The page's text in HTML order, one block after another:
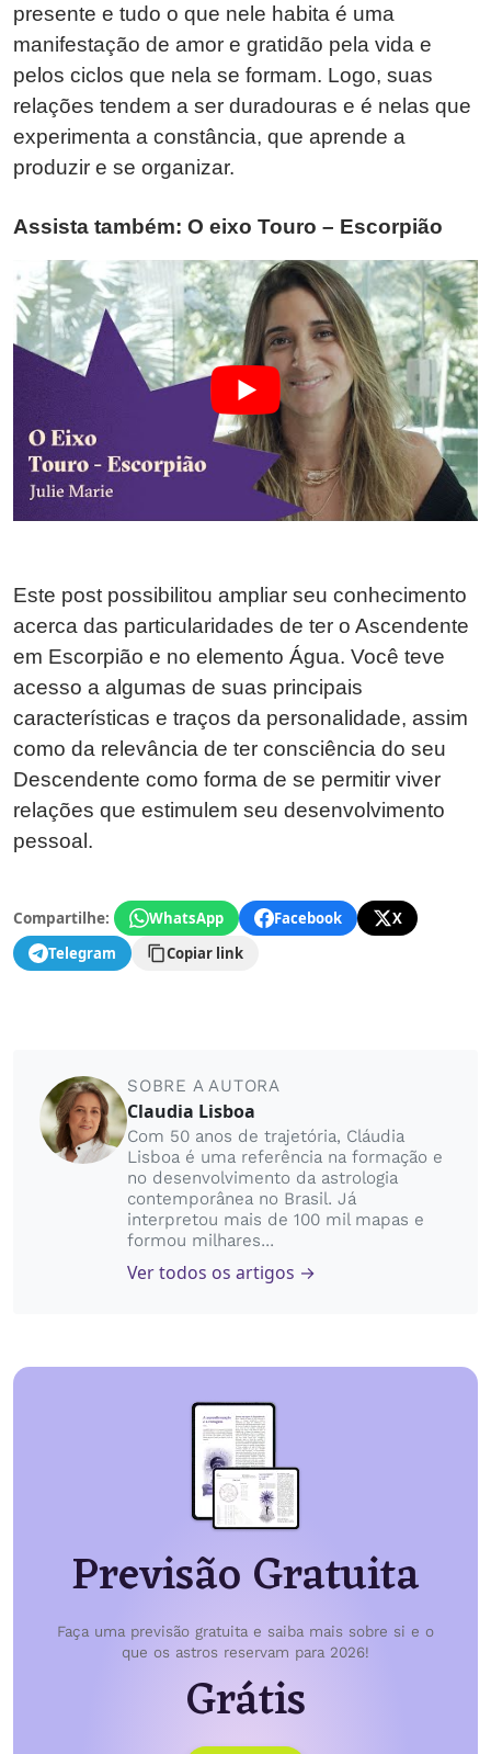
presente e tudo o que nele habita é uma
manifestação de amor e gratidão pela vida e
pelos ciclos que nela se formam. Logo, suas
relações tendem a ser duradouras e é nelas que
experimenta a constância, que aprende a
produzir e se organizar.
Assista também: O eixo Touro – Escorpião
Este post possibilitou ampliar seu conhecimento
acerca das particularidades de ter o Ascendente
em Escorpião e no elemento Água. Você teve
acesso a algumas de suas principais
características e traços da personalidade, assim
como da relevância de ter consciência do seu
Descendente como forma de se permitir viver
relações que estimulem seu desenvolvimento
pessoal.
Compartilhe: WhatsApp Facebook
X
Telegram
Copiar link
SOBRE A AUTORA
Claudia Lisboa
Com 50 anos de trajetória, Cláudia
Lisboa é uma referência na formação e
no desenvolvimento da astrologia
contemporânea no Brasil. Já
interpretou mais de 100 mil mapas e
formou milhares...
Ver todos os artigos →
Previsão Gratuita
Faça uma previsão gratuita e saiba mais sobre si e o
que os astros reservam para 2026!
Grátis